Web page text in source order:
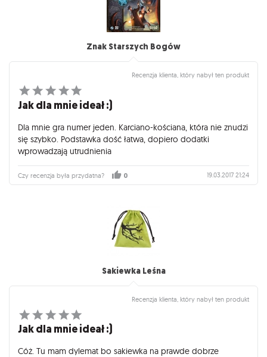
Znak Starszych Bogów
Recenzja klienta, który nabył ten produkt
Jak dla mnie ideał :)
Dla mnie gra numer jeden. Karciano-kościana, która nie znudzi
się szybko. Podstawka dość łatwa, dopiero dodatki
wprowadzają utrudnienia
Czy recenzja była przydatna? 0 19.03.2017 21:24
Sakiewka Leśna
Recenzja klienta, który nabył ten produkt
Jak dla mnie ideał :)
Cóż. Tu mam dylemat bo sakiewka na prawde dobrze